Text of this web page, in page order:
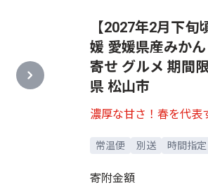
【2027年2月下
媛 愛媛県産みか
寄せ グルメ 期間
県 松山市
濃厚な甘さ！春を代表
常温便 別送 時間指定
寄附金額